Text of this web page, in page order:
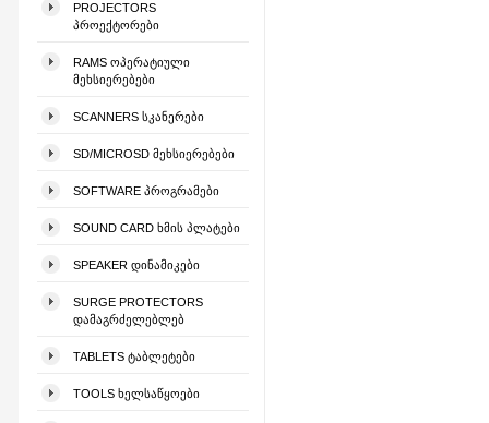
PROJECTORS
ᲞᲠᲝᲔᲥᲢᲝᲠᲔᲑᲘ
RAMS ᲝᲞᲔᲠᲐᲢᲘᲣᲚᲘ
ᲛᲔᲮᲡᲘᲔᲠᲔᲑᲔᲑᲘ
SCANNERS ᲡᲙᲐᲜᲔᲠᲔᲑᲘ
SD/MICROSD ᲛᲔᲮᲡᲘᲔᲠᲔᲑᲔᲑᲘ
SOFTWARE ᲞᲠᲝᲒᲠᲐᲛᲔᲑᲘ
SOUND CARD ᲮᲛᲘᲡ ᲞᲚᲐᲢᲔᲑᲘ
SPEAKER ᲓᲘᲜᲐᲛᲘᲙᲔᲑᲘ
SURGE PROTECTORS
ᲓᲐᲛᲐᲒᲠᲫᲔᲚᲔᲑᲚᲔᲑ
TABLETS ᲢᲐᲑᲚᲔᲢᲔᲑᲘ
TOOLS ᲮᲔᲚᲡᲐᲬᲧᲝᲔᲑᲘ